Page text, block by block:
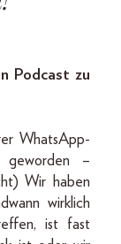
Podcast zu
WhatsApp-
geworden –
Wir haben
wirklich
ist fast